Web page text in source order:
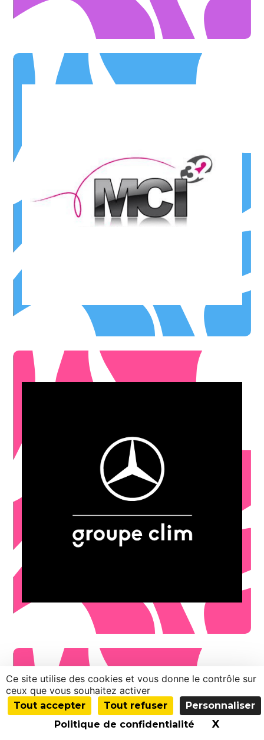
Ce site utilise des cookies et vous donne le contrôle sur
ceux que vous souhaitez activer
Tout accepter Tout refuser
Personnaliser
Politique de confidentialité
X
OFFRE DE BIENVENUE
Accessoire Sacoche de transport ou Souris sans fil
offerts
* Pour tout achat d'ordinateur portable
OFFRE DE BIENVENUE
sur tous les consommables Informatiques
* Cartouches Toners Accessoires (clavier/souris) Connectiques
OFFRE DE BIENVENUE
sur la boutique Mercedes-Benz en concession.
* (offre non cumulable)
OFFRE DE BIENVENUE
Un coffret d'armagnac offert (édition limitée Mercedes-